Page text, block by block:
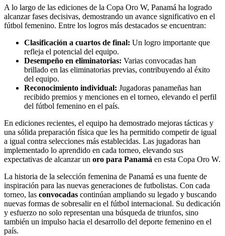
A lo largo de las ediciones de la Copa Oro W, Panamá ha logrado
alcanzar fases decisivas, demostrando un avance significativo en el
fútbol femenino. Entre los logros más destacados se encuentran:
Clasificación a cuartos de final: Un logro importante que
refleja el potencial del equipo.
Desempeño en eliminatorias: Varias convocadas han
brillado en las eliminatorias previas, contribuyendo al éxito
del equipo.
Reconocimiento individual: Jugadoras panameñas han
recibido premios y menciones en el torneo, elevando el perfil
del fútbol femenino en el país.
En ediciones recientes, el equipo ha demostrado mejoras tácticas y
una sólida preparación física que les ha permitido competir de igual
a igual contra selecciones más establecidas. Las jugadoras han
implementado lo aprendido en cada torneo, elevando sus
expectativas de alcanzar un oro para Panamá en esta Copa Oro W.
La historia de la selección femenina de Panamá es una fuente de
inspiración para las nuevas generaciones de futbolistas. Con cada
torneo, las convocadas continúan ampliando su legado y buscando
nuevas formas de sobresalir en el fútbol internacional. Su dedicación
y esfuerzo no solo representan una búsqueda de triunfos, sino
también un impulso hacia el desarrollo del deporte femenino en el
país.